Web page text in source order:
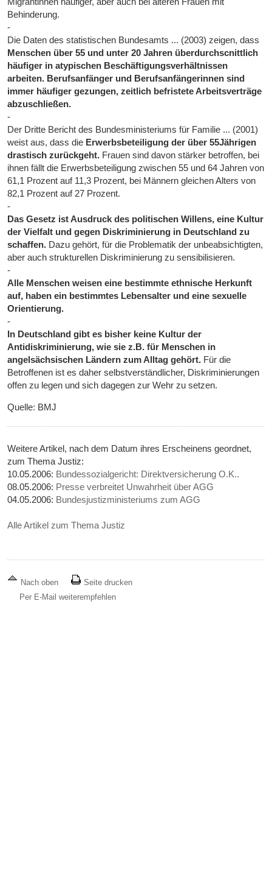
Behinderung.
-
Die Daten des statistischen Bundesamts ... (2003) zeigen, dass
Menschen über 55 und unter 20 Jahren überdurchscnittlich
häufiger in atypischen Beschäftigungsverhältnissen
arbeiten. Berufsanfänger und Berufsanfängerinnen sind
immer häufiger gezungen, zeitlich befristete Arbeitsverträge
abzuschließen.
-
Der Dritte Bericht des Bundesministeriums für Familie ... (2001)
weist aus, dass die Erwerbsbeteiligung der über 55Jährigen
drastisch zurückgeht. Frauen sind davon stärker betroffen, bei
ihnen fällt die Erwerbsbeteiligung zwischen 55 und 64 Jahren von
61,1 Prozent auf 11,3 Prozent, bei Männern gleichen Alters von
82,1 Prozent auf 27 Prozent.
-
Das Gesetz ist Ausdruck des politischen Willens, eine Kultur
der Vielfalt und gegen Diskriminierung in Deutschland zu
schaffen. Dazu gehört, für die Problematik der unbeabsichtigten,
aber auch strukturellen Diskriminierung zu sensibilisieren.
-
Alle Menschen weisen eine bestimmte ethnische Herkunft
auf, haben ein bestimmtes Lebensalter und eine sexuelle
Orientierung.
-
In Deutschland gibt es bisher keine Kultur der
Antidiskriminierung, wie sie z.B. für Menschen in
angelsächsischen Ländern zum Alltag gehört. Für die
Betroffenen ist es daher selbstverständlicher, Diskriminierungen
offen zu legen und sich dagegen zur Wehr zu setzen.
Quelle: BMJ
Weitere Artikel, nach dem Datum ihres Erscheinens geordnet,
zum Thema Justiz:
10.05.2006: Bundessozialgericht: Direktversicherung O.K..
08.05.2006: Presse verbreitet Unwahrheit über AGG
04.05.2006: Bundesjustizministeriums zum AGG
Alle Artikel zum Thema Justiz
Nach oben
Seite drucken
Per E-Mail weiterempfehlen